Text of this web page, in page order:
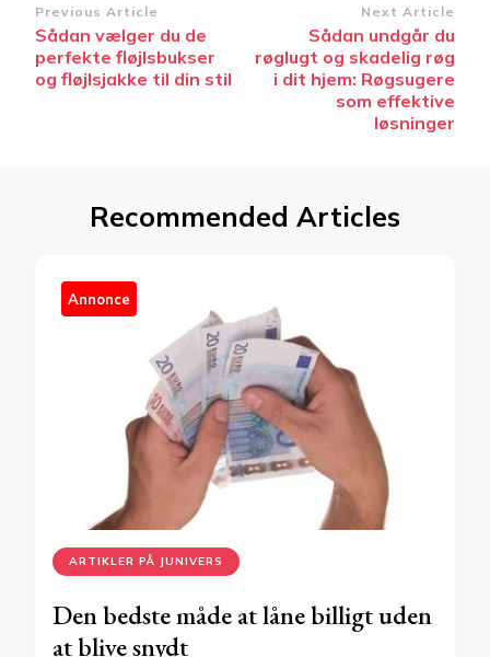
Post
Navigation
Previous Article
Sådan vælger du de
perfekte fløjlsbukser
og fløjlsjakke til din stil
Next Article
Sådan undgår du
røglugt og skadelig røg
i dit hjem: Røgsugere
som effektive
løsninger
Recommended Articles
Annonce
ARTIKLER PÅ JUNIVERS
Den bedste måde at låne billigt uden
at blive snydt